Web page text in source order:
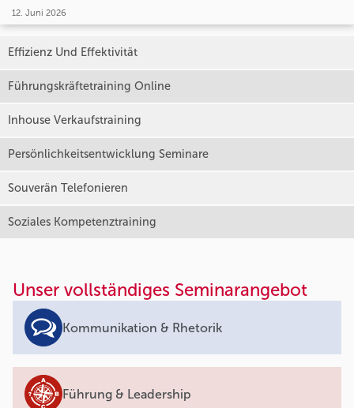
12. Juni 2026
Effizienz Und Effektivität
Führungskräftetraining Online
Inhouse Verkaufstraining
Persönlichkeitsentwicklung Seminare
Souverän Telefonieren
Soziales Kompetenztraining
Unser vollständiges Seminarangebot
Kommunikation & Rhetorik
Führung & Leadership